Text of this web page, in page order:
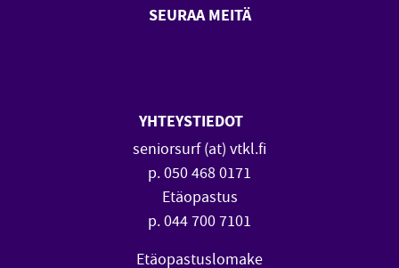
SEURAA MEITÄ
YHTEYSTIEDOT
seniorsurf (at) vtkl.fi
p. 050 468 0171
Etäopastus
p. 044 700 7101
Etäopastuslomake